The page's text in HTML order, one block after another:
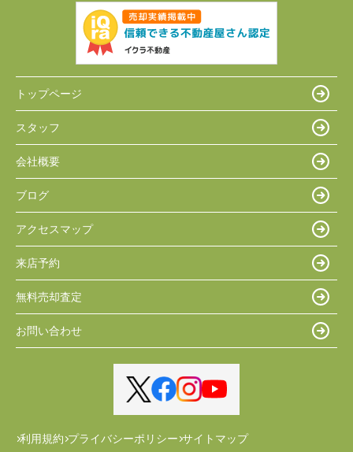
トップページ
スタッフ
会社概要
ブログ
アクセスマップ
来店予約
無料売却査定
お問い合わせ
利用規約 プライバシーポリシー サイトマップ